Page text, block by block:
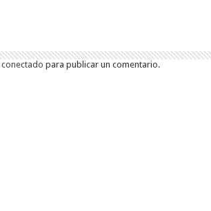
conectado para publicar un comentario.